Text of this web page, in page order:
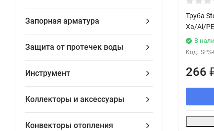
Запорная арматура
Защита от протечек воды
Инструмент
Коллекторы и аксессуары
Конвекторы отопления
Труба
Xa/Al/
В
Код:
266